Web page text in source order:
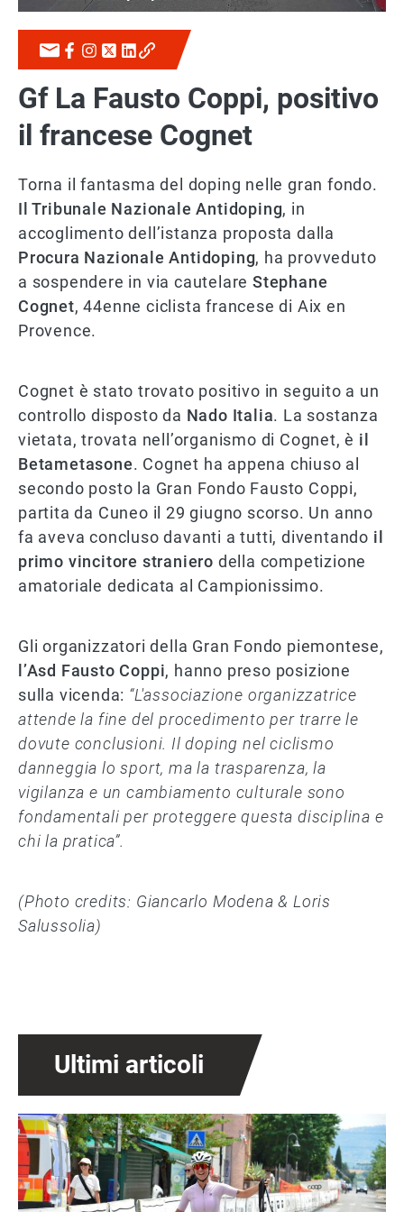
Gf La Fausto Coppi, positivo
il francese Cognet
Torna il fantasma del doping nelle gran fondo.
Il Tribunale Nazionale Antidoping, in
accoglimento dell’istanza proposta dalla
Procura Nazionale Antidoping, ha provveduto
a sospendere in via cautelare Stephane
Cognet, 44enne ciclista francese di Aix en
Provence.
Cognet è stato trovato positivo in seguito a un
controllo disposto da Nado Italia. La sostanza
vietata, trovata nell’organismo di Cognet, è il
Betametasone. Cognet ha appena chiuso al
secondo posto la Gran Fondo Fausto Coppi,
partita da Cuneo il 29 giugno scorso. Un anno
fa aveva concluso davanti a tutti, diventando il
primo vincitore straniero della competizione
amatoriale dedicata al Campionissimo.
Gli organizzatori della Gran Fondo piemontese,
l’Asd Fausto Coppi, hanno preso posizione
sulla vicenda: “L'associazione organizzatrice
attende la fine del procedimento per trarre le
dovute conclusioni. Il doping nel ciclismo
danneggia lo sport, ma la trasparenza, la
vigilanza e un cambiamento culturale sono
fondamentali per proteggere questa disciplina e
chi la pratica”.
(Photo credits: Giancarlo Modena & Loris
Salussolia)
Ultimi articoli
Immagine